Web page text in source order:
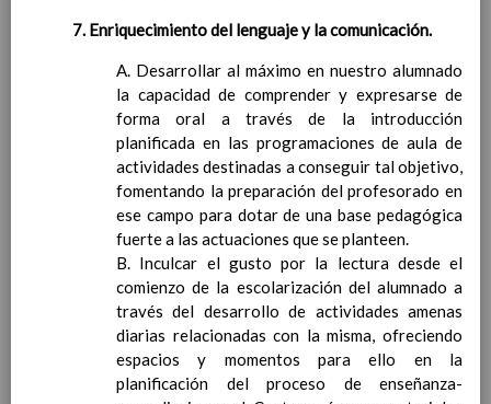
Procedimiento para oÃ­r a los/as tutores/as
decisiÃ³n de promociÃ³n
Procedimiento de reclamaciÃ³n a las
calificaciones finales y/o a la decisiÃ³n de
promociÃ³n
AnÃ¡lisis de resultados escolares
Criterios pedagÃ³gicos para la determinaciÃ³n del
horario individual del profesorado, y la dedicaciÃ³n
de las personas responsables de los Ã³rganos de
coordinaciÃ³n docente, asÃ­ como la asignaciÃ³n de
tutorÃ­as y agrupamientos de alumnado.
Normativa relacionada
Criterios pedagÃ³gicos para la asignaciÃ³n
de enseÃ±anzas y tutorÃ­as
Plan de atenciÃ³n a la diversidad.
7. Enriquecimiento del lenguaje y la comunicación.
A. Desarrollar al máximo en nuestro alumnado
la capacidad de comprender y expresarse de
forma oral a través de la introducción
planificada en las programaciones de aula de
actividades destinadas a conseguir tal objetivo,
fomentando la preparación del profesorado en
ese campo para dotar de una base pedagógica
fuerte a las actuaciones que se planteen.
B. Inculcar el gusto por la lectura desde el
comienzo de la escolarización del alumnado a
través del desarrollo de actividades amenas
diarias relacionadas con la misma, ofreciendo
espacios y momentos para ello en la
planificación del proceso de enseñanza-